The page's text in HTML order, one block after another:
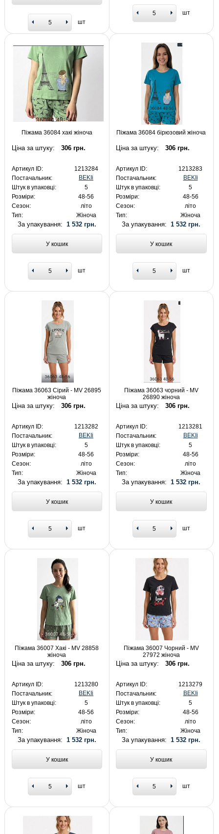
шт
шт
Піжама 36084 хакі жіноча
Ціна за штуку: 306 грн.
Артикул ID:
1213284
Постачальник:
BEKIi
Штук в упаковці:
5
Розміри:
48-56
Сезон:
літо
Тип:
Жіноча
За упакування: 1 532 грн.
У кошик
шт
Піжама 36084 бірюзовий жіноча
Ціна за штуку: 306 грн.
Артикул ID:
1213283
Постачальник:
BEKIi
Штук в упаковці:
5
Розміри:
48-56
Сезон:
літо
Тип:
Жіноча
За упакування:1 532 грн.
У кошик
шт
Піжама 36063 Сірий - MV 26895
жіноча
Ціна за штуку: 306 грн.
Артикул ID:
1213282
Постачальник:
BEKIi
Штук в упаковці:
5
Розміри:
48-56
Сезон:
літо
Тип:
Жіноча
За упакування: 1 532 грн.
У кошик
шт
Піжама 36063 чорний - MV
26890 жіноча
Ціна за штуку: 306 грн.
Артикул ID:
1213281
Постачальник:
BEKIi
Штук в упаковці:
5
Розміри:
48-56
Сезон:
літо
Тип:
Жіноча
За упакування:1 532 грн.
У кошик
шт
Піжама 36007 Хакі - MV 28858
жіноча
Ціна за штуку: 306 грн.
Артикул ID:
1213280
Постачальник:
BEKIi
Штук в упаковці:
5
Розміри:
48-56
Сезон:
літо
Тип:
Жіноча
За упакування: 1 532 грн.
У кошик
шт
Піжама 36007 Чорний - MV
27972 жіноча
Ціна за штуку: 306 грн.
Артикул ID:
1213279
Постачальник:
BEKIi
Штук в упаковці:
5
Розміри:
48-56
Сезон:
літо
Тип:
Жіноча
За упакування:1 532 грн.
У кошик
шт